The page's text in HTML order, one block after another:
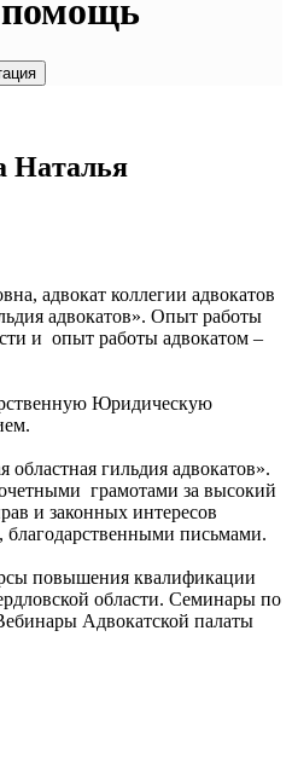
Нaтaлья
адвокат коллегии адвокатов
адвокатов». Опыт работы
и опыт работы адвокатом –
Юридическую
гильдия адвокатов».
грамотами за высокий
и законных интересов
письмами.
повышения квалификации
области. Семинары по
Адвокатской палаты